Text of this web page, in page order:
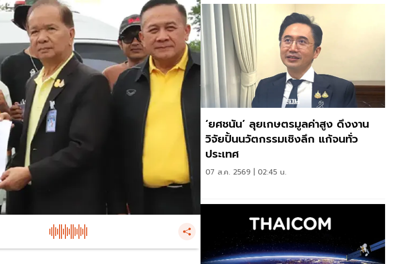
‘ยศชนัน’ ลุยเกษตรมูลค่าสูง ดึงงาน
วิจัยปั้นนวัตกรรมเชิงลึก แก้จนทั่ว
ประเทศ
07 ส.ค. 2569 | 02:45 น.